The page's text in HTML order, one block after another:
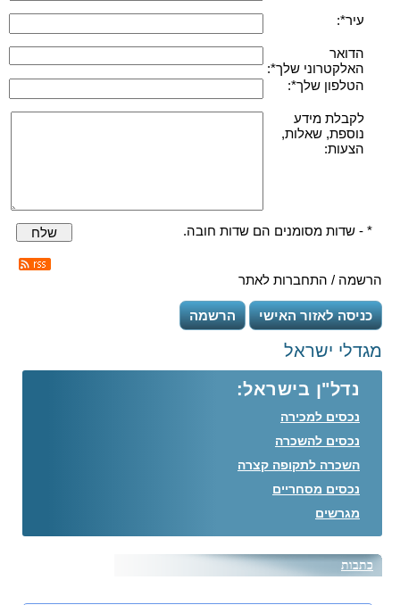
עיר*:
הדואר
האלקטרוני שלך*:
הטלפון שלך*:
לקבלת מידע
נוספת, שאלות,
הצעות:
* - שדות מסומנים הם שדות חובה. שלח
הרשמה / התחברות לאתר
כניסה לאזור האישי הרשמה
מגדלי ישראל
נדל"ן בישראל:
נכסים למכירה
נכסים להשכרה
השכרה לתקופה קצרה
נכסים מסחריים
מגרשים
כתבות